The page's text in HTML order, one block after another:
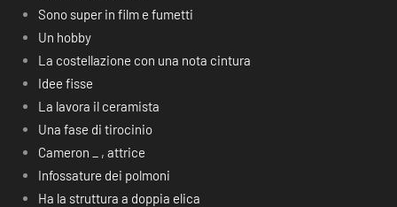
Sono super in film e fumetti
Un hobby
La costellazione con una nota cintura
Idee fisse
La lavora il ceramista
Una fase di tirocinio
Cameron _ , attrice
Infossature dei polmoni
Ha la struttura a doppia elica